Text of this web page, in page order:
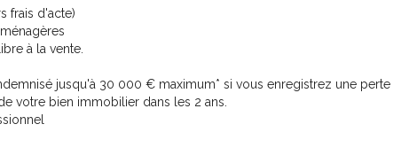
frais d'acte)
à la vente.
jusqu'à 30 000 € maximum* si vous enregistrez une perte
votre bien immobilier dans les 2 ans.